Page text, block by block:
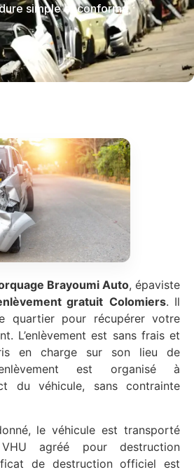
simple et conforme
Brayoumi Auto, épaviste
gratuit Colomiers. Il
quartier pour récupérer votre
L’enlèvement est sans frais et
en charge sur son lieu de
est organisé à
du véhicule, sans contrainte
le véhicule est transporté
agréé pour destruction
de destruction officiel est